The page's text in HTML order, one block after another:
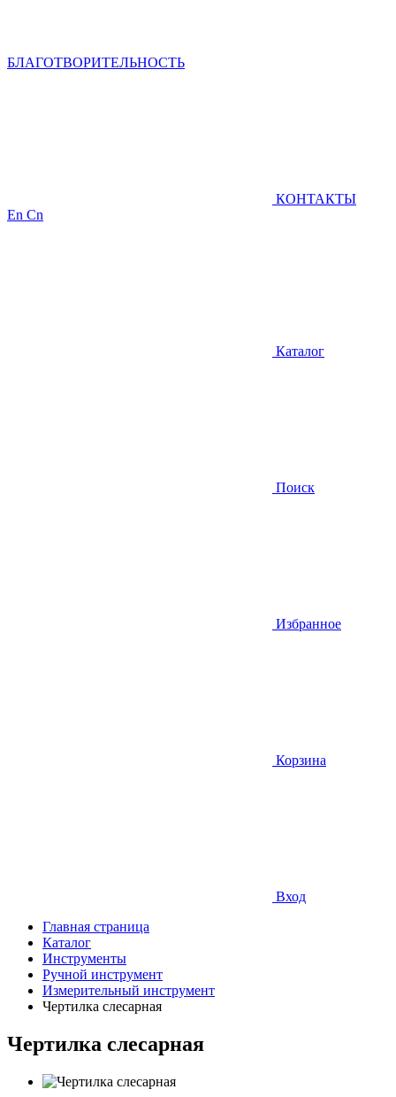
БЛАГОТВОРИТЕЛЬНОСТЬ
КОНТАКТЫ
En Cn
Каталог
Поиск
Избранное
Корзина
Вход
Главная страница
Каталог
Инструменты
Ручной инструмент
Измерительный инструмент
Чертилка слесарная
Чертилка слесарная